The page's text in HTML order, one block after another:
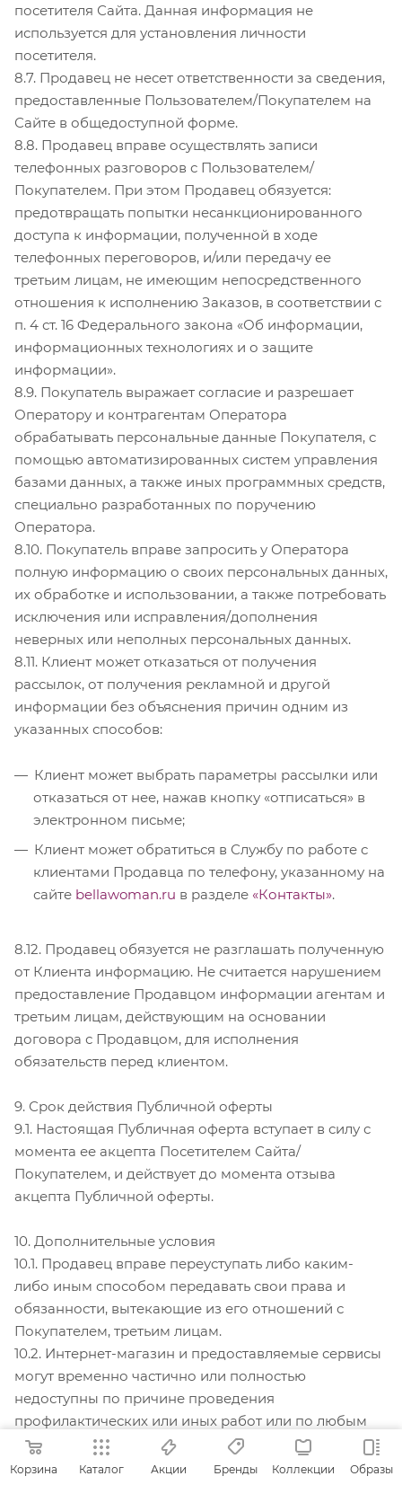
посетителя Сайта. Данная информация не
используется для установления личности
посетителя.
8.7. Продавец не несет ответственности за сведения,
предоставленные Пользователем/Покупателем на
Сайте в общедоступной форме.
8.8. Продавец вправе осуществлять записи
телефонных разговоров с Пользователем/
Покупателем. При этом Продавец обязуется:
предотвращать попытки несанкционированного
доступа к информации, полученной в ходе
телефонных переговоров, и/или передачу ее
третьим лицам, не имеющим непосредственного
отношения к исполнению Заказов, в соответствии с
п. 4 ст. 16 Федерального закона «Об информации,
информационных технологиях и о защите
информации».
8.9. Покупатель выражает согласие и разрешает
Оператору и контрагентам Оператора
обрабатывать персональные данные Покупателя, с
помощью автоматизированных систем управления
базами данных, а также иных программных средств,
специально разработанных по поручению
Оператора.
8.10. Покупатель вправе запросить у Оператора
полную информацию о своих персональных данных,
их обработке и использовании, а также потребовать
исключения или исправления/дополнения
неверных или неполных персональных данных.
8.11. Клиент может отказаться от получения
рассылок, от получения рекламной и другой
информации без объяснения причин одним из
указанных способов:
Клиент может выбрать параметры рассылки или
отказаться от нее, нажав кнопку «отписаться» в
электронном письме;
Клиент может обратиться в Службу по работе с
клиентами Продавца по телефону, указанному на
сайте bellawoman.ru в разделе «Контакты».
8.12. Продавец обязуется не разглашать полученную
от Клиента информацию. Не считается нарушением
предоставление Продавцом информации агентам и
третьим лицам, действующим на основании
договора с Продавцом, для исполнения
обязательств перед клиентом.
9. Срок действия Публичной оферты
9.1. Настоящая Публичная оферта вступает в силу с
момента ее акцепта Посетителем Сайта/
Покупателем, и действует до момента отзыва
акцепта Публичной оферты.
10. Дополнительные условия
10.1. Продавец вправе переуступать либо каким-
либо иным способом передавать свои права и
обязанности, вытекающие из его отношений с
Покупателем, третьим лицам.
10.2. Интернет-магазин и предоставляемые сервисы
могут временно частично или полностью
недоступны по причине проведения
профилактических или иных работ или по любым
другим причинам технического характера.
10.3. К отношениям между Пользователем/
Корзина Каталог Акции Бренды Коллекции Образы